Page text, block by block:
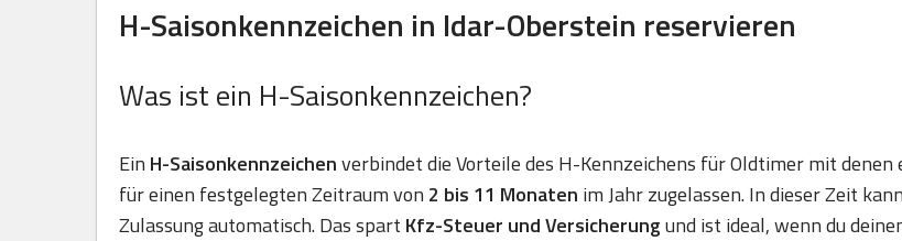
H-Saisonkennzeichen in Idar-Oberstein reservieren
Was ist ein H-Saisonkennzeichen?
Ein H-Saisonkennzeichenverbindet die Vorteile des H-Kennzeichens für Oldtimer mit denen
für einen festgelegten Zeitraum von 2 bis 11 Monaten im Jahr zugelassen. In dieser Zeit
Zulassung automatisch. Das spart Kfz-Steuer und Versicherungund ist ideal, wenn du